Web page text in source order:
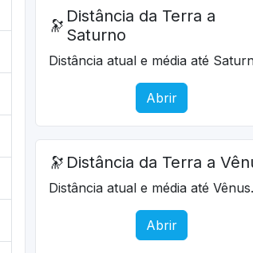
🔭 Distância da Terra a
Saturno
Distância atual e média até
Abrir
🔭 Distância da Terra a
Distância atual e média até Vênus.
Abrir